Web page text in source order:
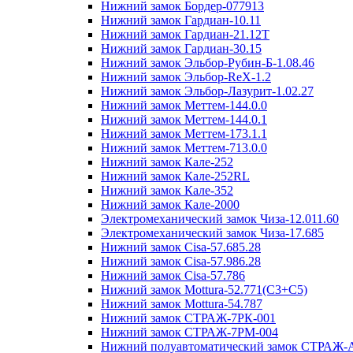
Нижний замок Бордер-077913
Нижний замок Гардиан-10.11
Нижний замок Гардиан-21.12T
Нижний замок Гардиан-30.15
Нижний замок Эльбор-Рубин-Б-1.08.46
Нижний замок Эльбор-ReX-1.2
Нижний замок Эльбор-Лазурит-1.02.27
Нижний замок Меттем-144.0.0
Нижний замок Меттем-144.0.1
Нижний замок Меттем-173.1.1
Нижний замок Меттем-713.0.0
Нижний замок Кале-252
Нижний замок Кале-252RL
Нижний замок Кале-352
Нижний замок Кале-2000
Электромеханический замок Чиза-12.011.60
Электромеханический замок Чиза-17.685
Нижний замок Cisa-57.685.28
Нижний замок Cisa-57.986.28
Нижний замок Cisa-57.786
Нижний замок Mottura-52.771(C3+C5)
Нижний замок Mottura-54.787
Нижний замок СТРАЖ-7РК-001
Нижний замок СТРАЖ-7РМ-004
Нижний полуавтоматический замок СТРАЖ-